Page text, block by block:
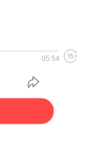
05:54